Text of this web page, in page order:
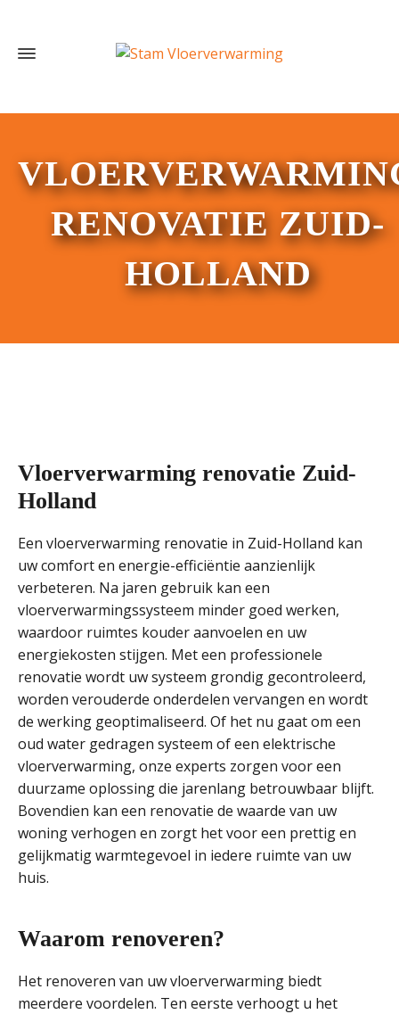
RENOVATIE ZUID-
HOLLAND
Vloerverwarming renovatie Zuid-
Holland
Een vloerverwarming renovatie in Zuid-Holland kan
uw comfort en energie-efficiëntie aanzienlijk
verbeteren. Na jaren gebruik kan een
vloerverwarmingssysteem minder goed werken,
waardoor ruimtes kouder aanvoelen en uw
energiekosten stijgen. Met een professionele
renovatie wordt uw systeem grondig gecontroleerd,
worden verouderde onderdelen vervangen en wordt
de werking geoptimaliseerd. Of het nu gaat om een
oud water gedragen systeem of een elektrische
vloerverwarming, onze experts zorgen voor een
duurzame oplossing die jarenlang betrouwbaar blijft.
Bovendien kan een renovatie de waarde van uw
woning verhogen en zorgt het voor een prettig en
gelijkmatig warmtegevoel in iedere ruimte van uw
huis.
Waarom renoveren?
Het renoveren van uw vloerverwarming biedt
meerdere voordelen. Ten eerste verhoogt u het